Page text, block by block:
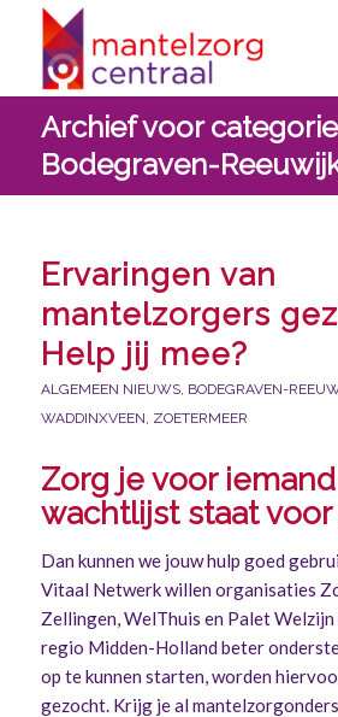
Archief voor
Bodegraven-
Ervaringen van
mantelzorgers
Help jij mee?
ALGEMEEN NIEUWS, BODEGRAVEN-
WADDINXVEEN, ZOETERMEER
Zorg je voor
wachtlijst staat voor
Dan kunnen we jouw hulp goed
Vitaal Netwerk willen organisaties
Zellingen, WelThuis en Palet
regio Midden-Holland beter
op te kunnen starten, worden
gezocht. Krijg je al